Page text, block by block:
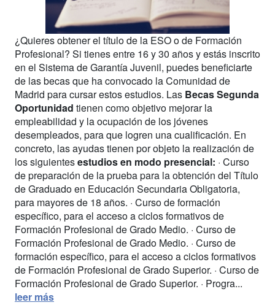
¿Quieres obtener el título de la ESO o de Formación
Profesional? Si tienes entre 16 y 30 años y estás inscrito
en el Sistema de Garantía Juvenil, puedes beneficiarte
de las becas que ha convocado la Comunidad de
Madrid para cursar estos estudios. Las Becas Segunda
Oportunidad tienen como objetivo mejorar la
empleabilidad y la ocupación de los jóvenes
desempleados, para que logren una cualificación. En
concreto, las ayudas tienen por objeto la realización de
los siguientesestudios en modo presencial: · Curso
de preparación de la prueba para la obtención del Título
de Graduado en Educación Secundaria Obligatoria,
para mayores de 18 años. · Curso de formación
específico, para el acceso a ciclos formativos de
Formación Profesional de Grado Medio. · Curso de
Formación Profesional de Grado Medio. · Curso de
formación específico, para el acceso a ciclos formativos
de Formación Profesional de Grado Superior. · Curso de
Formación Profesional de Grado Superior. · Progra...
leer más